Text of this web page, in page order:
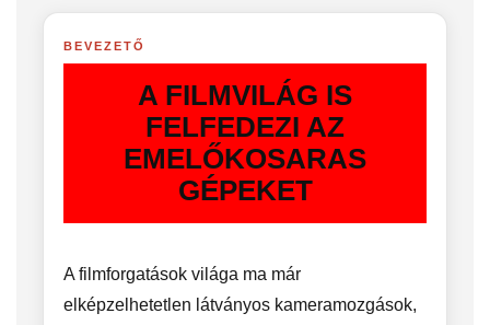
BEVEZETŐ
A FILMVILÁG IS
FELFEDEZI AZ
EMELŐKOSARAS
GÉPEKET
A filmforgatások világa ma már
elképzelhetetlen látványos kameramozgások,